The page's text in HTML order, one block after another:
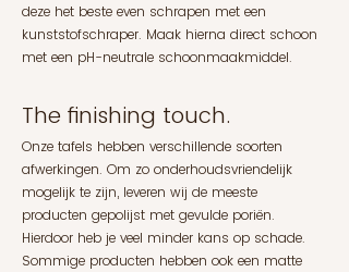
deze het beste even schrapen met een
kunststofschraper. Maak hierna direct schoon
met een pH-neutrale schoonmaakmiddel.
The finishing touch.
Onze tafels hebben verschillende soorten
afwerkingen. Om zo onderhoudsvriendelijk
mogelijk te zijn, leveren wij de meeste
producten gepolijst met gevulde poriën.
Hierdoor heb je veel minder kans op schade.
Sommige producten hebben ook een matte